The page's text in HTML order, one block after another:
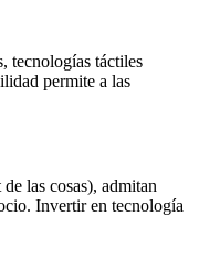
tecnologías táctiles
permite a las
las cosas), admitan
Invertir en tecnología